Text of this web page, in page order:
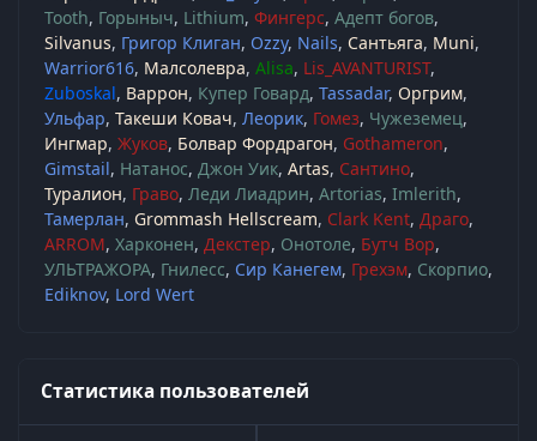
Tooth Горыныч Lithium Фингерс Адепт богов
Silvanus Григор Клиган Ozzy Nails Сантьяга Muni
Warrior616 Малсолевра Alisa Lis_AVANTURIST
Zuboskal Варрон Купер Говард Tassadar Оргрим
Ульфар Такеши Ковач Леорик Гомез Чужеземец
Ингмар Жуков Болвар Фордрагон Gothameron
Gimstail Натанос Джон Уик Artas Сантино
Туралион Граво Леди Лиадрин Artorias Imlerith
Тамерлан Grommash Hellscream Clark Kent Драго
ARROM Харконен Декстер Онотоле Бутч Вор
УЛЬТРАЖОРА Гнилесс Сир Канегем Грехэм Скорпио
Ediknov Lord Wert
Статистика пользователей